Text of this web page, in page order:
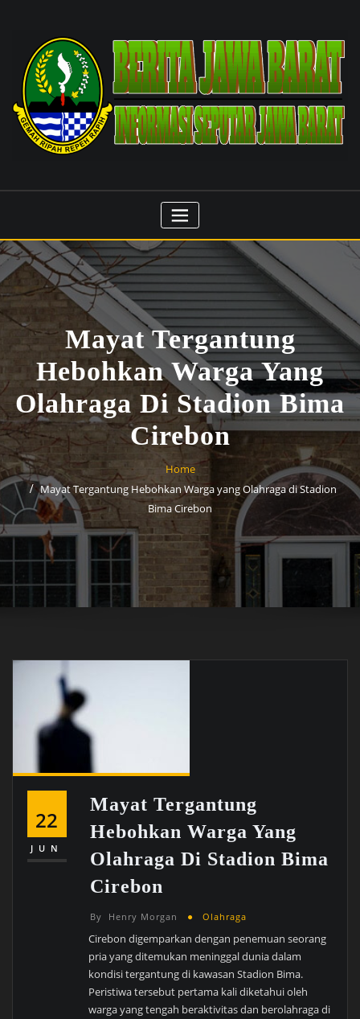
Mayat Tergantung
Hebohkan Warga Yang
Olahraga Di Stadion Bima
Cirebon
Home
Mayat Tergantung Hebohkan Warga yang Olahraga di Stadion
Bima Cirebon
22
JUN
Mayat Tergantung
Hebohkan Warga Yang
Olahraga Di Stadion Bima
Cirebon
By Henry Morgan Olahraga
Cirebon digemparkan dengan penemuan seorang
pria yang ditemukan meninggal dunia dalam
kondisi tergantung di kawasan Stadion Bima.
Peristiwa tersebut pertama kali diketahui oleh
warga yang tengah beraktivitas dan berolahraga di